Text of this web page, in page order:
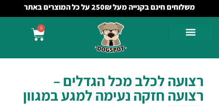
משלוחים חינם בקנייה מעל 250₪ על כל המוצרים באתר
0
רצועה לכלב מכל הגדלים –
רצועה חזקה נעימה למגע במגוון